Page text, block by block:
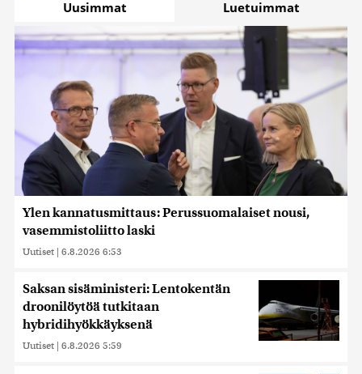
Uusimmat Luetuimmat
Ylen kannatusmittaus: Perussuomalaiset nousi,
vasemmistoliitto laski
Uutiset | 6.8.2026 6:53
Saksan sisäministeri: Lentokentän
droonilöytöä tutkitaan
hybridihyökkäyksenä
Uutiset | 6.8.2026 5:59